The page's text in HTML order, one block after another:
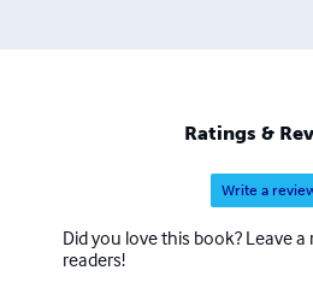
Ratings &
Write a
Did you love this book? Leave
readers!